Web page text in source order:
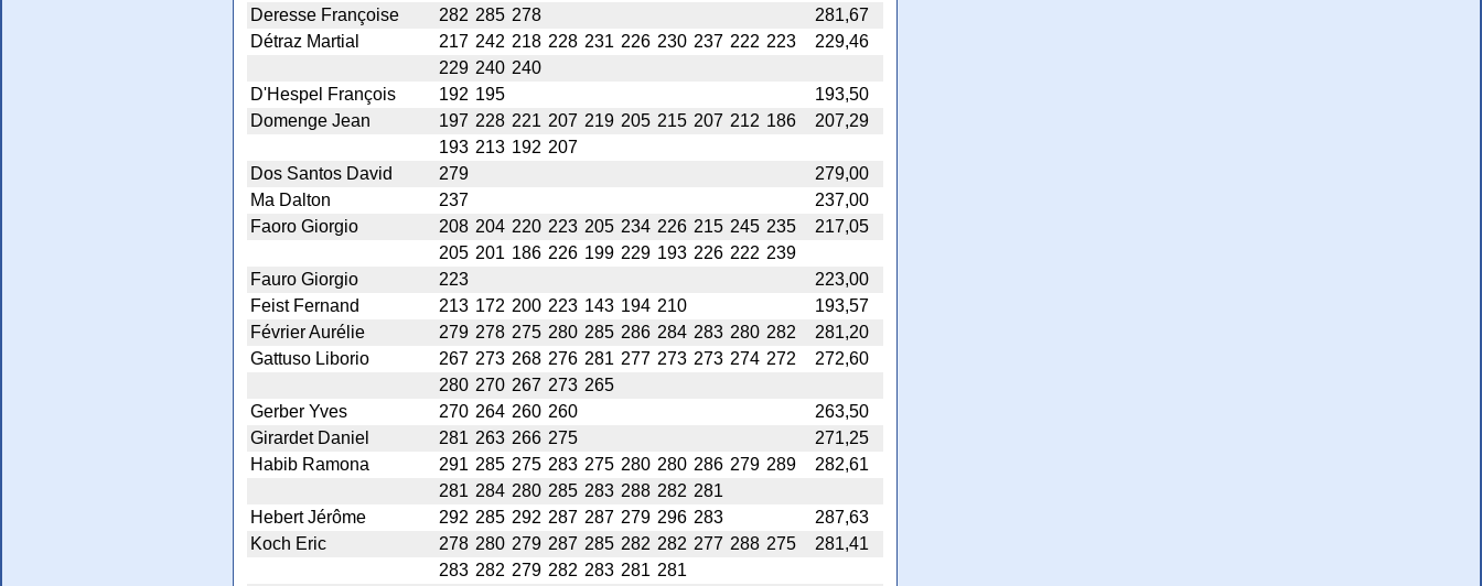
Deresse Françoise
282 285 278
281,67
Détraz Martial
217 242 218 228 231 226 230 237 222 223
229,46
229 240 240
D'Hespel François
192 195
193,50
Domenge Jean
197 228 221 207 219 205 215 207 212 186
207,29
193 213 192 207
Dos Santos David
279
279,00
Ma Dalton
237
237,00
Faoro Giorgio
208 204 220 223 205 234 226 215 245 235
217,05
205 201 186 226 199 229 193 226 222 239
Fauro Giorgio
223
223,00
Feist Fernand
213 172 200 223 143 194 210
193,57
Février Aurélie
279 278 275 280 285 286 284 283 280 282
281,20
Gattuso Liborio
267 273 268 276 281 277 273 273 274 272
272,60
280 270 267 273 265
Gerber Yves
270 264 260 260
263,50
Girardet Daniel
281 263 266 275
271,25
Habib Ramona
291 285 275 283 275 280 280 286 279 289
282,61
281 284 280 285 283 288 282 281
Hebert Jérôme
292 285 292 287 287 279 296 283
287,63
Koch Eric
278 280 279 287 285 282 282 277 288 275
281,41
283 282 279 282 283 281 281